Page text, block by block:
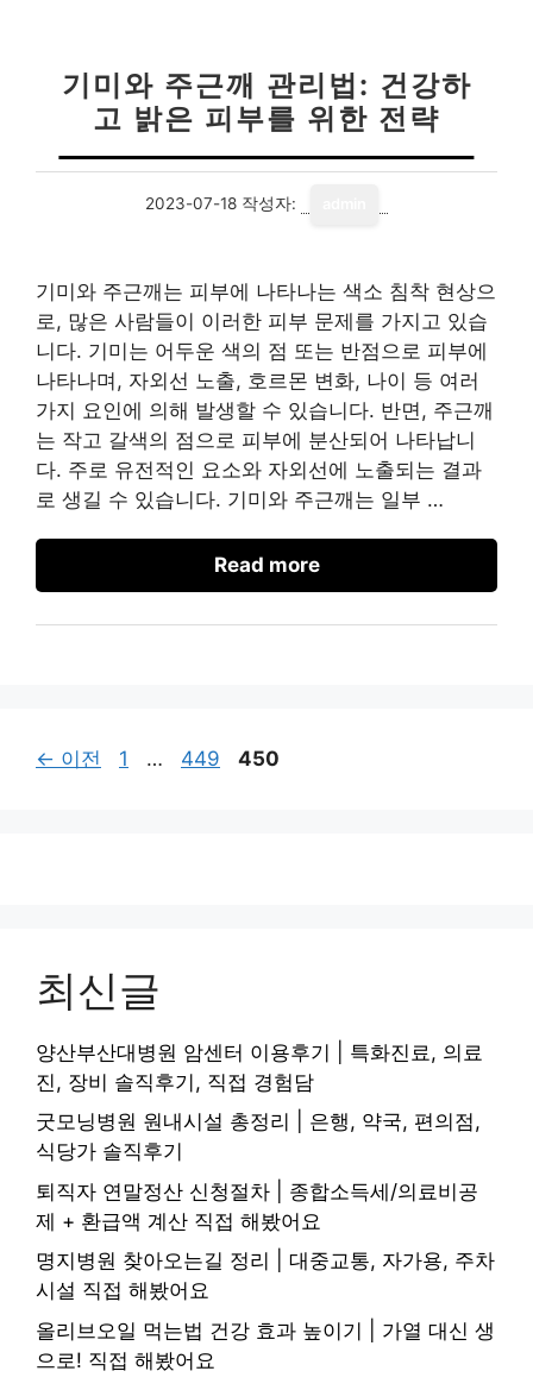
기미와 주근깨 관리법: 건강하
고 밝은 피부를 위한 전략
2023-07-18 작성자:
기미와 주근깨는 피부에 나타나는 색소 침착 현상으
로, 많은 사람들이 이러한 피부 문제를 가지고 있습
니다. 기미는 어두운 색의 점 또는 반점으로 피부에
나타나며, 자외선 노출, 호르몬 변화, 나이 등 여러
가지 요인에 의해 발생할 수 있습니다. 반면, 주근깨
는 작고 갈색의 점으로 피부에 분산되어 나타납니
다. 주로 유전적인 요소와 자외선에 노출되는 결과
로 생길 수 있습니다. 기미와 주근깨는 일부 …
Read more
← 이전
페
1 …
페
449
페
450
최신글
양산부산대병원 암센터 이용후기 | 특화진료, 의료
진, 장비 솔직후기, 직접 경험담
굿모닝병원 원내시설 총정리 | 은행, 약국, 편의점,
식당가 솔직후기
퇴직자 연말정산 신청절차 | 종합소득세/의료비공
제 + 환급액 계산 직접 해봤어요
명지병원 찾아오는길 정리 | 대중교통, 자가용, 주차
시설 직접 해봤어요
올리브오일 먹는법 건강 효과 높이기 | 가열 대신 생
으로! 직접 해봤어요